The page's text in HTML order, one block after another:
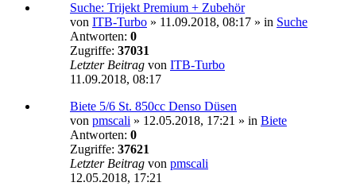
Suche: Trijekt Premium + Zubehör
von ITB-Turbo » 11.09.2018, 08:17 » in Suche
Antworten: 0
Zugriffe: 37031
Letzter Beitrag von ITB-Turbo
11.09.2018, 08:17
Biete 5/6 St. 850cc Denso Düsen
von pmscali » 12.05.2018, 17:21 » in Biete
Antworten: 0
Zugriffe: 37621
Letzter Beitrag von pmscali
12.05.2018, 17:21